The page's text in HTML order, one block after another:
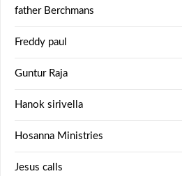
father Berchmans
Freddy paul
Guntur Raja
Hanok sirivella
Hosanna Ministries
Jesus calls